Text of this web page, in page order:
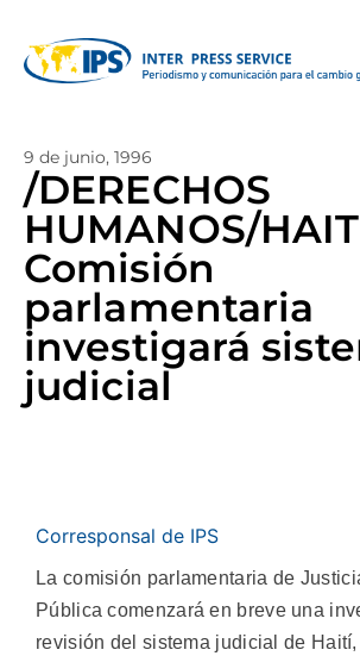
9 de junio, 1996
/DERECHOS
HUMANOS/
Comisión
parlamentaria
investigará
judicial
Corresponsal de IPS
La comisión parlamentaria de
Pública comenzará en breve una
revisión del sistema judicial de